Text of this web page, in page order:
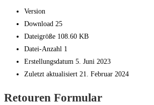
Version
Download 25
Dateigröße 108.60 KB
Datei-Anzahl 1
Erstellungsdatum 5. Juni 2023
Zuletzt aktualisiert 21. Februar 2024
Retouren Formular